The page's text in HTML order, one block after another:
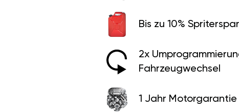
Bis zu 10%
2x
Fahrzeugwechsel
1 Jahr Motorgarantie